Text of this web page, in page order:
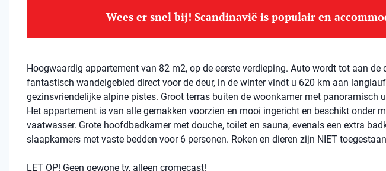
Wees er snel bij! Scandinavië is populair en
Hoogwaardig appartement van 82 m2, op de eerste verdieping. Auto wordt tot aan de
fantastisch wandelgebied direct voor de deur, in de winter vindt u 620 km aan
gezinsvriendelijke alpine pistes. Groot terras buiten de woonkamer met panoramisch
Het appartement is van alle gemakken voorzien en mooi ingericht en beschikt onder
vaatwasser. Grote hoofdbadkamer met douche, toilet en sauna, evenals een extra
slaapkamers met vaste bedden voor 6 personen. Roken en dieren zijn NIET
LET OP! Geen gewone tv, alleen cromecast!